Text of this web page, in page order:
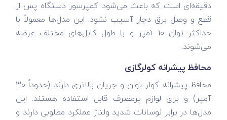
دقیقه‌ای است که باعث می‌شود کمپرسور دستگاه پس از
قطع و وصل برق دچار آسیب نشود. این مدل‌ها معمولاً با
حداکثر توان 10 آمپر و با طول کابل‌های مختلف عرضه
می‌شوند.
محافظ پیشرانه کولرگازی
محافظ پیشرانه کولر توان و جریان بالاتری دارند (حدوداً 30
آمپر) و برای لوازم پرمصرف قابل استفاده هستند. این
مدل‌ها در برابر نوسانات شدید ولتاژ عملکرد مطلوبی دارند و